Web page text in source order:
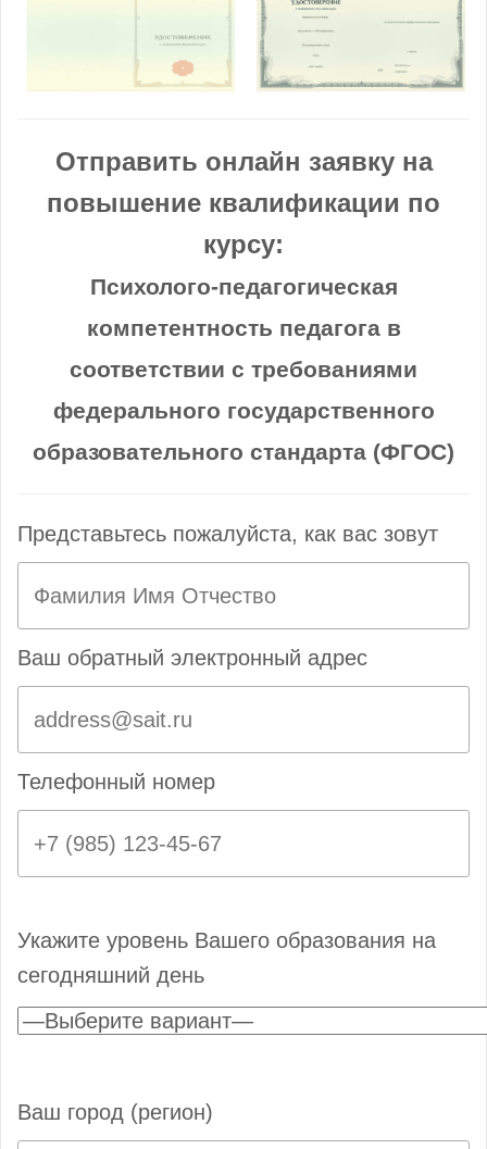
Отправить онлайн заявку на
повышение квалификации по
курсу:
Психолого-педагогическая
компетентность педагога в
соответствии с требованиями
федерального государственного
образовательного стандарта (ФГОС)
Представьтесь пожалуйста, как вас зовут
Ваш обратный электронный адрес
Телефонный номер
Укажите уровень Вашего образования на
сегодняшний день
Ваш город (регион)